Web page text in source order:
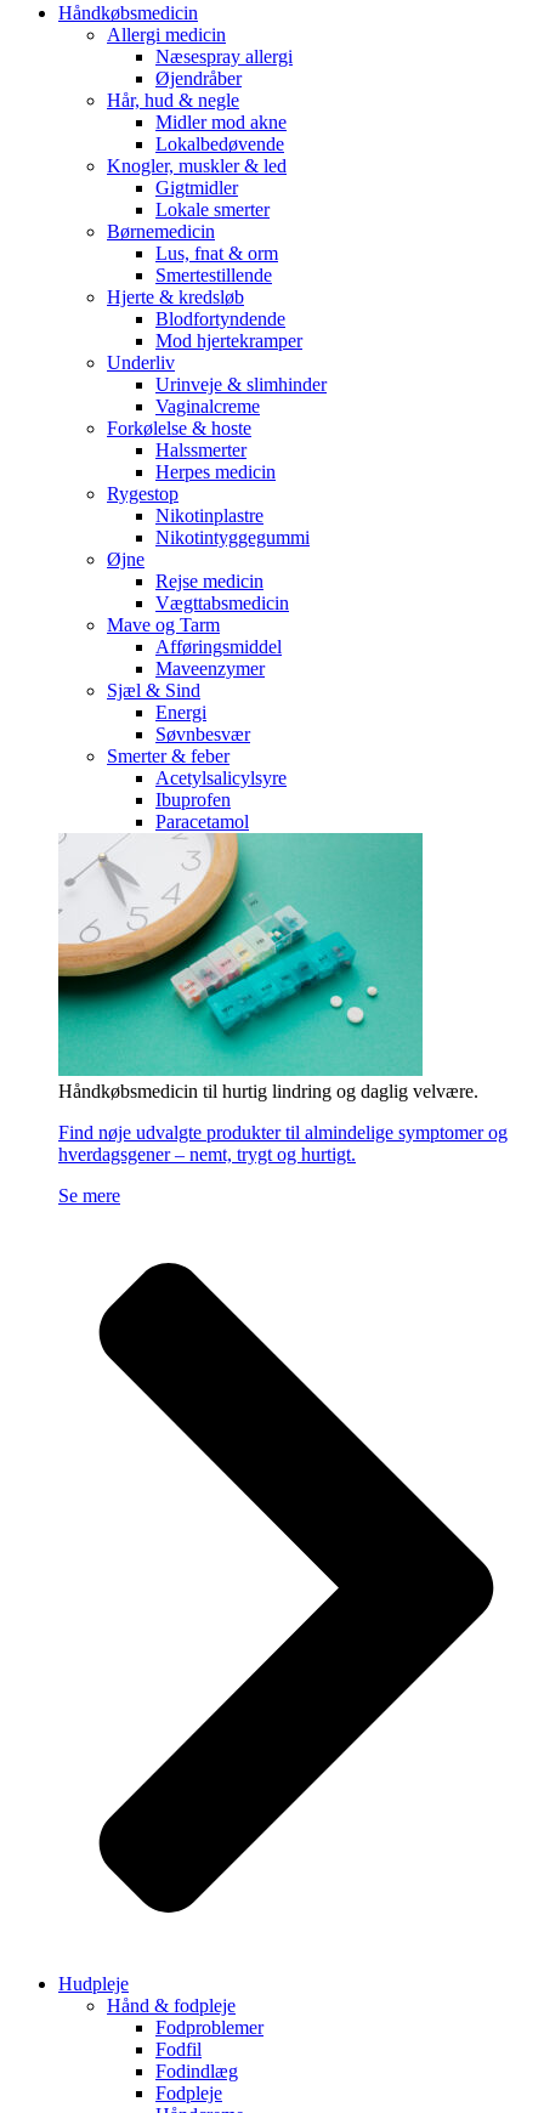
Håndkøbsmedicin
Allergi medicin
Næsespray allergi
Øjendråber
Hår, hud & negle
Midler mod akne
Lokalbedøvende
Knogler, muskler & led
Gigtmidler
Lokale smerter
Børnemedicin
Lus, fnat & orm
Smertestillende
Hjerte & kredsløb
Blodfortyndende
Mod hjertekramper
Underliv
Urinveje & slimhinder
Vaginalcreme
Forkølelse & hoste
Halssmerter
Herpes medicin
Rygestop
Nikotinplastre
Nikotintyggegummi
Øjne
Rejse medicin
Vægttabsmedicin
Mave og Tarm
Afføringsmiddel
Maveenzymer
Sjæl & Sind
Energi
Søvnbesvær
Smerter & feber
Acetylsalicylsyre
Ibuprofen
Paracetamol
Håndkøbsmedicin til hurtig lindring og daglig velvære.
Find nøje udvalgte produkter til almindelige symptomer og
hverdagsgener – nemt, trygt og hurtigt.
Se mere
Hudpleje
Hånd & fodpleje
Fodproblemer
Fodfil
Fodindlæg
Fodpleje